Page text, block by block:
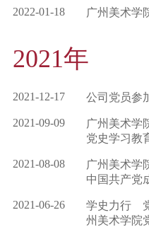
2022-01-18 广州美术学
2021年
2021-12-17 公司党员参
2021-09-09
广州美术学
党史学习教
2021-08-08
广州美术学
中国共产党
2021-06-26
学史力行
州美术学院